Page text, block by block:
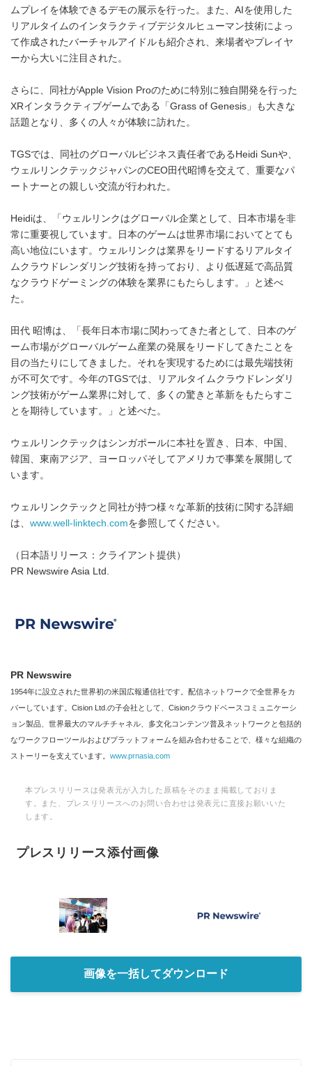
ムプレイを体験できるデモの展示を行った。また、AIを使用した
リアルタイムのインタラクティブデジタルヒューマン技術によっ
て作成されたバーチャルアイドルも紹介され、来場者やプレイヤ
ーから大いに注目された。
さらに、同社がApple Vision Proのために特別に独自開発を行った
XRインタラクティブゲームである「Grass of Genesis」も大きな
話題となり、多くの人々が体験に訪れた。
TGSでは、同社のグローバルビジネス責任者であるHeidi Sunや、
ウェルリンクテックジャパンのCEO田代昭博を交えて、重要なパ
ートナーとの親しい交流が行われた。
Heidiは、「ウェルリンクはグローバル企業として、日本市場を非
常に重要視しています。日本のゲームは世界市場においてとても
高い地位にいます。ウェルリンクは業界をリードするリアルタイ
ムクラウドレンダリング技術を持っており、より低遅延で高品質
なクラウドゲーミングの体験を業界にもたらします。」と述べ
た。
田代 昭博は、「長年日本市場に関わってきた者として、日本のゲ
ーム市場がグローバルゲーム産業の発展をリードしてきたことを
目の当たりにしてきました。それを実現するためには最先端技術
が不可欠です。今年のTGSでは、リアルタイムクラウドレンダリ
ング技術がゲーム業界に対して、多くの驚きと革新をもたらすこ
とを期待しています。」と述べた。
ウェルリンクテックはシンガポールに本社を置き、日本、中国、
韓国、東南アジア、ヨーロッパそしてアメリカで事業を展開して
います。
ウェルリンクテックと同社が持つ様々な革新的技術に関する詳細
は、 www.well-linktech.comを参照してください。
（日本語リリース：クライアント提供）
PR Newswire Asia Ltd.
PR Newswire
1954年に設立された世界初の米国広報通信社です。配信ネットワークで全世界をカ
バーしています。Cision Ltd.の子会社として、Cisionクラウドベースコミュニケーシ
ョン製品、世界最大のマルチチャネル、多文化コンテンツ普及ネットワークと包括的
なワークフローツールおよびプラットフォームを組み合わせることで、様々な組織の
ストーリーを支えています。 www.prnasia.com
本プレスリリースは発表元が入力した原稿をそのまま掲載しておりま
す。また、プレスリリースへのお問い合わせは発表元に直接お願いいた
します。
プレスリリース添付画像
画像を一括してダウンロード